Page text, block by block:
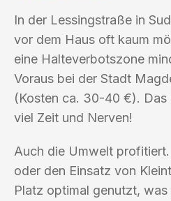
In der Lessingstraße in
vor dem Haus oft kaum
eine Halteverbotszone
Voraus bei der Stadt
(Kosten ca. 30-40 €). Das
viel Zeit und Nerven!
Auch die Umwelt
oder den Einsatz von
Platz optimal genutzt,